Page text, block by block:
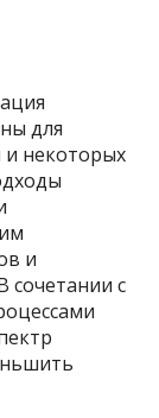
для
и некоторых
и
сочетании с